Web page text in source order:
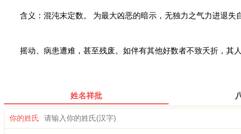
含义：混沌末定数。 为最大凶恶的暗示，无独力之气力进退失
摇动、病患遭难，甚至残废。如伴有其他好数者不致夭折，其人
姓名祥批
你的姓氏